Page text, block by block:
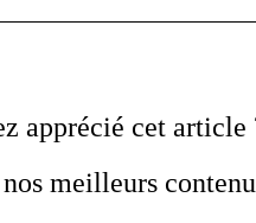
apprécié cet article
meilleurs